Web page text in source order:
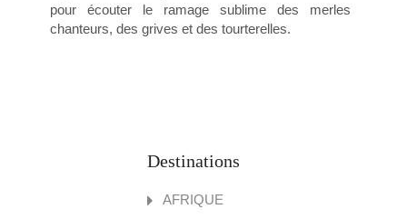
pour écouter le ramage sublime des merles
chanteurs, des grives et des tourterelles.
Destinations
AFRIQUE